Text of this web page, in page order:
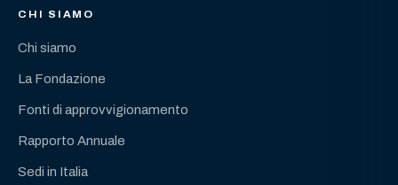
CHI SIAMO
Chi siamo
La Fondazione
Fonti di approvvigionamento
Rapporto Annuale
Sedi in Italia